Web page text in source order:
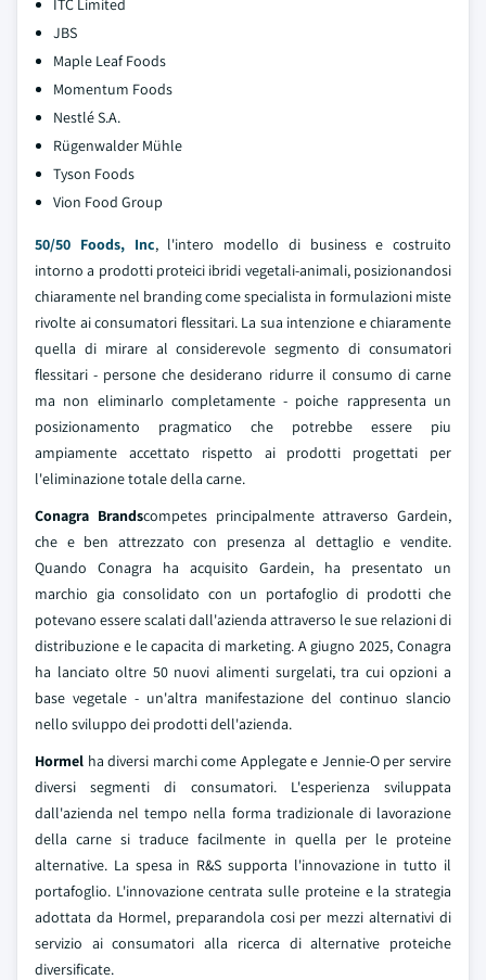
ITC Limited
JBS
Maple Leaf Foods
Momentum Foods
Nestlé S.A.
Rügenwalder Mühle
Tyson Foods
Vion Food Group
50/50 Foods, Inc, l'intero modello di business e costruito
intorno a prodotti proteici ibridi vegetali-animali, posizionandosi
chiaramente nel branding come specialista in formulazioni miste
rivolte ai consumatori flessitari. La sua intenzione e chiaramente
quella di mirare al considerevole segmento di consumatori
flessitari - persone che desiderano ridurre il consumo di carne
ma non eliminarlo completamente - poiche rappresenta un
posizionamento pragmatico che potrebbe essere piu
ampiamente accettato rispetto ai prodotti progettati per
l'eliminazione totale della carne.
Conagra Brandscompetes principalmente attraverso Gardein,
che e ben attrezzato con presenza al dettaglio e vendite.
Quando Conagra ha acquisito Gardein, ha presentato un
marchio gia consolidato con un portafoglio di prodotti che
potevano essere scalati dall'azienda attraverso le sue relazioni di
distribuzione e le capacita di marketing. A giugno 2025, Conagra
ha lanciato oltre 50 nuovi alimenti surgelati, tra cui opzioni a
base vegetale - un'altra manifestazione del continuo slancio
nello sviluppo dei prodotti dell'azienda.
Hormel ha diversi marchi come Applegate e Jennie-O per servire
diversi segmenti di consumatori. L'esperienza sviluppata
dall'azienda nel tempo nella forma tradizionale di lavorazione
della carne si traduce facilmente in quella per le proteine
alternative. La spesa in R&S supporta l'innovazione in tutto il
portafoglio. L'innovazione centrata sulle proteine e la strategia
adottata da Hormel, preparandola cosi per mezzi alternativi di
servizio ai consumatori alla ricerca di alternative proteiche
diversificate.